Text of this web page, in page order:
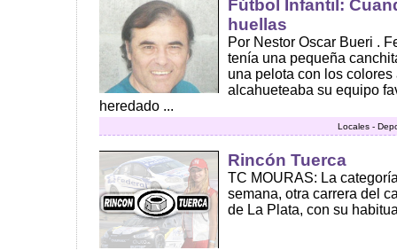
Fútbol Infantil:
huellas
Por Nestor Oscar Bueri .
tenía una pequeña
una pelota con los
alcahueteaba su equipo
heredado ...
Locales -
Rincón Tuerca
TC MOURAS: La
semana, otra carrera del
de La Plata, con su